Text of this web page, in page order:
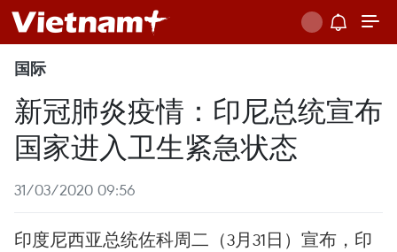
国际
新冠肺炎疫情：印尼总统宣布
国家进入卫生紧急状态
31/03/2020 09:56
印度尼西亚总统佐科周二（3月31日）宣布，印